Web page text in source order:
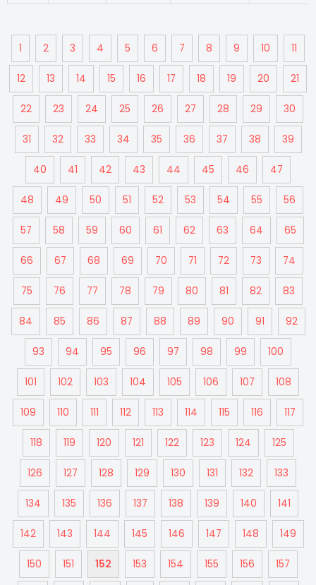
1 2 3 4 5 6 7 8 9 10 11
12 13 14 15 16 17 18 19 20 21
22 23 24 25 26 27 28 29 30
31 32 33 34 35 36 37 38 39
40 41 42 43 44 45 46 47
48 49 50 51 52 53 54 55 56
57 58 59 60 61 62 63 64 65
66 67 68 69 70 71 72 73 74
75 76 77 78 79 80 81 82 83
84 85 86 87 88 89 90 91 92
93 94 95 96 97 98 99 100
101 102 103 104 105 106 107 108
109 110 111 112 113 114 115 116 117
118 119 120 121 122 123 124 125
126 127 128 129 130 131 132 133
134 135 136 137 138 139 140 141
142 143 144 145 146 147 148 149
150 151 152 153 154 155 156 157